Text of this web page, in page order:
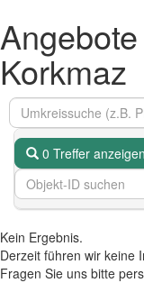
Korkmaz
0 Treffer anzeigen
Kein Ergebnis.
Derzeit führen wir keine
Fragen Sie uns bitte